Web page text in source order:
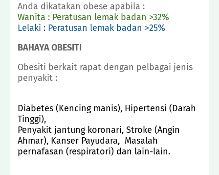
Anda dikatakan obese apabila :
Wanita : Peratusan lemak badan >32%
Lelaki : Peratusan lemak badan >25%
BAHAYA OBESITI
Obesiti berkait rapat dengan pelbagai jenis
penyakit :
Diabetes (Kencing manis), Hipertensi (Darah
Tinggi),
Penyakit jantung koronari, Stroke (Angin
Ahmar), Kanser Payudara, Masalah
pernafasan (respiratori) dan lain-lain.